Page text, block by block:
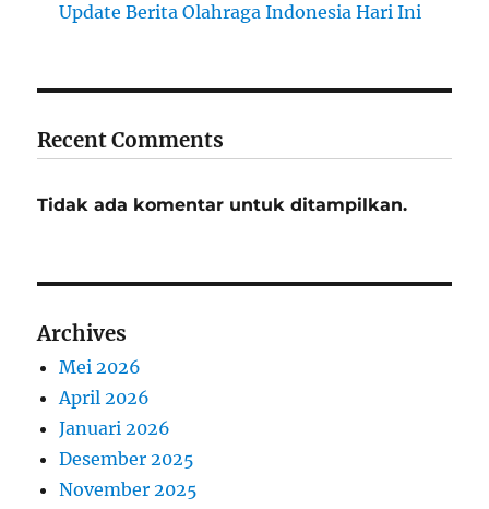
Update Berita Olahraga Indonesia Hari Ini
Recent Comments
Tidak ada komentar untuk ditampilkan.
Archives
Mei 2026
April 2026
Januari 2026
Desember 2025
November 2025